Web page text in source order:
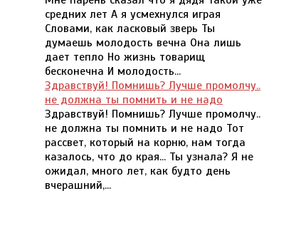
средних лет А я усмехнулся играя
Словами, как ласковый зверь Ты
думаешь молодость вечна Она лишь
дает тепло Но жизнь товарищ
бесконечна И молодость...
Здравствуй! Помнишь? Лучше промолчу..
не должна ты помнить и не надо
Здравствуй! Помнишь? Лучше промолчу..
не должна ты помнить и не надо Тот
рассвет, который на корню, нам тогда
казалось, что до края... Ты узнала? Я не
ожидал, много лет, как будто день
вчерашний,...